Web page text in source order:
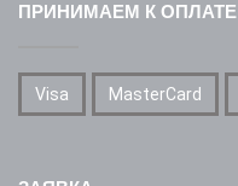
ПРИНИМАЕМ К ОПЛАТЕ
Visa MasterCard